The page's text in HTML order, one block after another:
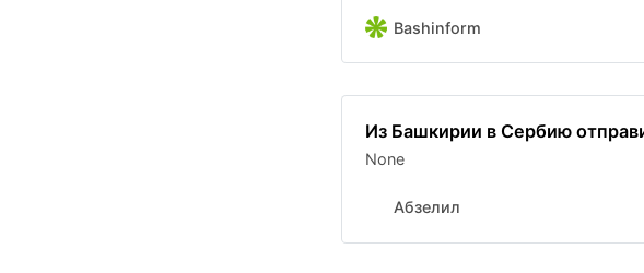
Bashinform
Из Башкирии в Сербию
None
Абзелил